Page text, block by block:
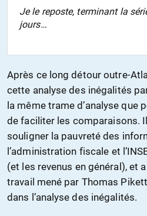
Je le reposte, terminant la
jours…
Après ce long détour outre-
cette analyse des inégalités
la même trame d’analyse que
de faciliter les comparaisons.
souligner la pauvreté des
l’administration fiscale et
(et les revenus en général), et
travail mené par Thomas
dans l’analyse des inégalités.